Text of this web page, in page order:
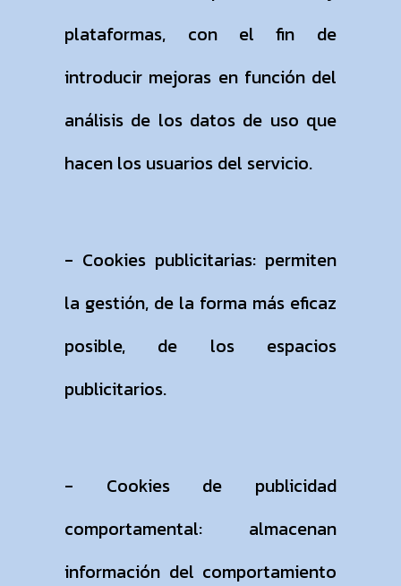
plataformas, con el fin de
introducir mejoras en función del
análisis de los datos de uso que
hacen los usuarios del servicio.
- Cookies publicitarias: permiten
la gestión, de la forma más eficaz
posible, de los espacios
publicitarios.
- Cookies de publicidad
comportamental: almacenan
información del comportamiento